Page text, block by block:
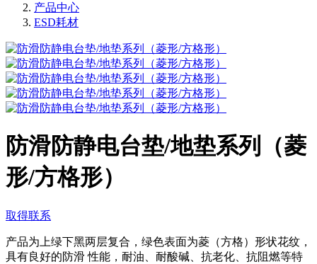
产品中心
ESD耗材
防滑防静电台垫/地垫系列（菱
形/方格形）
取得联系
产品为上绿下黑两层复合，绿色表面为菱（方格）形状花纹，
具有良好的防滑 性能，耐油、耐酸碱、抗老化、抗阻燃等特